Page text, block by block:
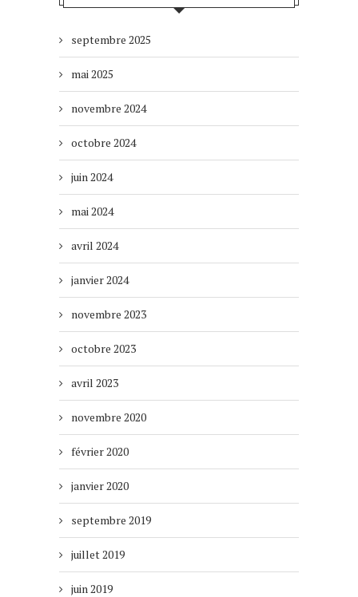
septembre 2025
mai 2025
novembre 2024
octobre 2024
juin 2024
mai 2024
avril 2024
janvier 2024
novembre 2023
octobre 2023
avril 2023
novembre 2020
février 2020
janvier 2020
septembre 2019
juillet 2019
juin 2019